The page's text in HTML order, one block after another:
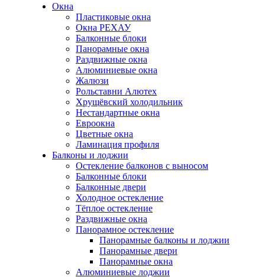
Окна
Пластиковые окна
Окна РЕХАУ
Балконные блоки
Панорамные окна
Раздвижные окна
Алюминиевые окна
Жалюзи
Рольставни Алютех
Хрущёвский холодильник
Нестандартные окна
Евроокна
Цветные окна
Ламинация профиля
Балконы и лоджии
Остекление балконов с выносом
Балконные блоки
Балконные двери
Холодное остекление
Тёплое остекление
Раздвижные окна
Панорамное остекление
Панорамные балконы и лоджии
Панорамные двери
Панорамные окна
Алюминиевые лоджии